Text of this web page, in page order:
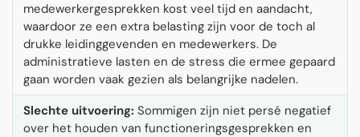
medewerkergesprekken kost veel tijd en aandacht,
waardoor ze een extra belasting zijn voor de toch al
drukke leidinggevenden en medewerkers. De
administratieve lasten en de stress die ermee gepaard
gaan worden vaak gezien als belangrijke nadelen.
Slechte uitvoering: Sommigen zijn niet persé negatief
over het houden van functioneringsgesprekken en